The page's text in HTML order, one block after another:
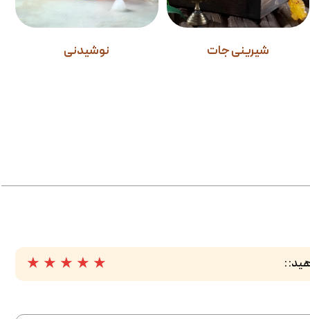
شیرینی جات نوشیدنی
:
★ ★ ★ ★ ★